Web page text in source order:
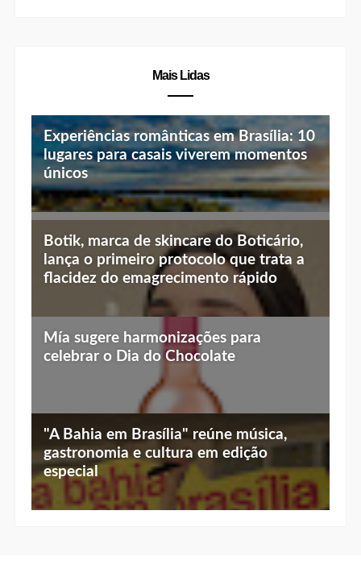
Mais Lidas
Experiências românticas em Brasília: 10
lugares para casais viverem momentos
únicos
Top 10 jantares românticos em Brasília:
luz baixa, vista linda e menu especial
Botik, marca de skincare do Boticário,
lança o primeiro protocolo que trata a
flacidez do emagrecimento rápido
Mía sugere harmonizações para
celebrar o Dia do Chocolate
"A Bahia em Brasília" reúne música,
gastronomia e cultura em edição
especial